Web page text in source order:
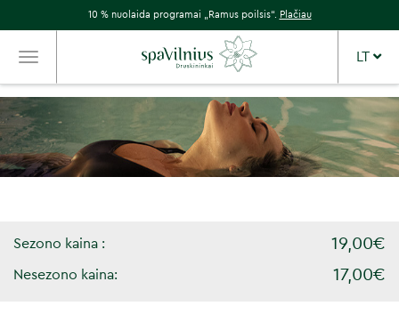
10 % nuolaida programai „Ramus poilsis“. Plačiau
TOGGLE
NAVIGATION
LT
Sezono kaina : 19,00€
Nesezono kaina: 17,00€